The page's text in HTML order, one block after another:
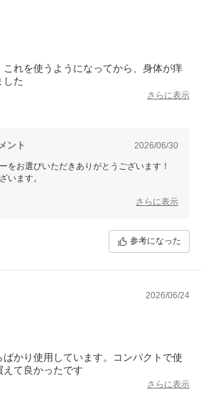
これを使うようになってから、身体が痒
した
さらに表示
ント 2026/06/30
をお選びいただきありがとうございます！
います。
さらに表示
参考になった
2026/06/24
かり使用しています。コンパクトで使
て良かったです
さらに表示